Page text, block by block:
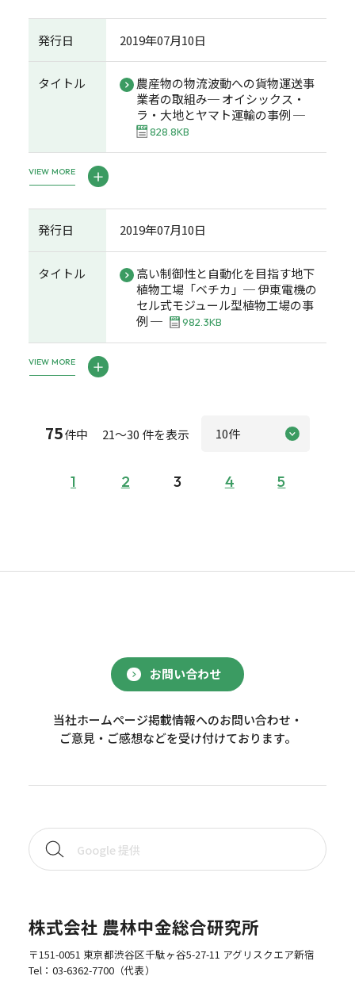
発行日 2019年07月10日
タイトル
農産物の物流波動への貨物運送事
業者の取組み─ オイシックス・
ラ・大地とヤマト運輸の事例 ─
828.8KB
VIEW MORE
発行日 2019年07月10日
タイトル
高い制御性と自動化を目指す地下
植物工場「ベチカ」─ 伊東電機の
セル式モジュール型植物工場の事
例 ─
982.3KB
VIEW MORE
75件中 21～30 件を表示
1 2 3 4 5
お問い合わせ
当社ホームページ掲載情報へのお問い合わせ・
ご意見・ご感想などを受け付けております。
株式会社 農林中金総合研究所
〒151-0051 東京都渋谷区千駄ヶ谷5-27-11 アグリスクエア新宿
Tel： 03-6362-7700（代表）